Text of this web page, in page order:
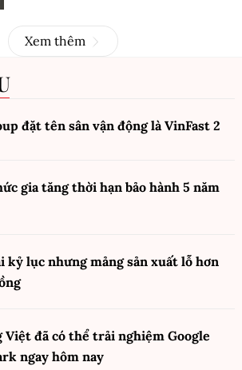
Xem thêm
đặt tên sân vận động là VinFast 2
gia tăng thời hạn bảo hành 5 năm
kỷ lục nhưng mảng sản xuất lỗ hơn
Việt đã có thể trải nghiệm Google
ngay hôm nay